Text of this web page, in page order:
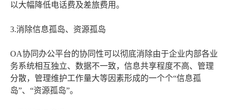
以大幅降低电话费及差旅费用。
3.消除信息孤岛、资源孤岛
OA协同办公平台的协同性可以彻底消除由于企业内部各业
务系统相互独立、数据不一致，信息共享程度不高、管理
分散，管理维护工作量大等因素形成的一个个“信息孤
岛”、“资源孤岛”。